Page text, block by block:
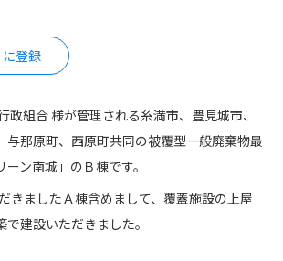
登録
政組合 様が管理される糸満市、豊見城市、
与那原町、西原町共同の被覆型一般廃棄物最
ン南城」のＢ棟です。
きましたＡ棟含めまして、覆蓋施設の上屋
建設いただきました。